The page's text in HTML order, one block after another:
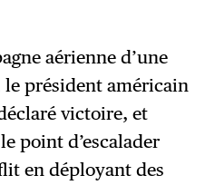
aérienne d’une
président américain
victoire, et
point d’escalader
en déployant des